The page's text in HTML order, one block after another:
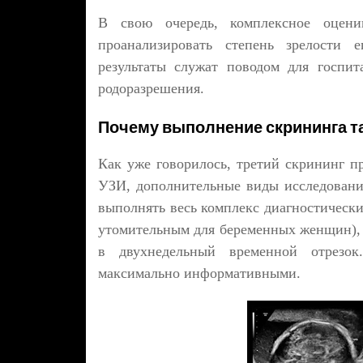
В свою очередь, комплексное
проанализировать степень зрелости
результаты служат поводом для
родоразрешения.
Почему выполнение скрининга
Как уже говорилось, третий скрининг
УЗИ, дополнительные виды
выполнять весь комплекс
утомительным для беременных женщин),
в двухнедельный временной
максимально информативными.